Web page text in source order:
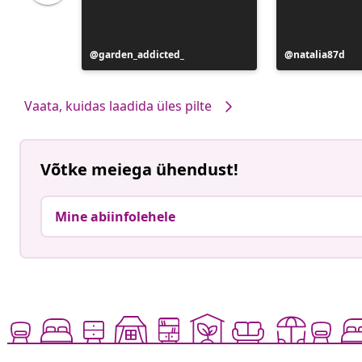
Postitus
avaldatud
garden_addicted_
Postitus
avaldatud
natalia87d
Vaata, kuidas laadida üles pilte
Võtke meiega ühendust!
Mine abiinfolehele